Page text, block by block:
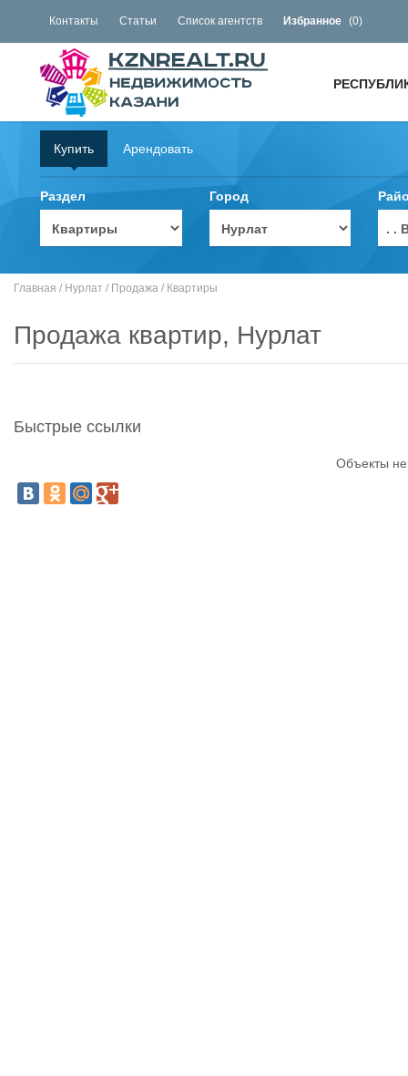
Контакты Статьи Список агентств Избранное (0)
Купить Арендовать
Раздел Город
. .
Главная / Нурлат / Продажа / Квартиры
Продажа квартир, Нурлат
Быстрые ссылки
Объекты